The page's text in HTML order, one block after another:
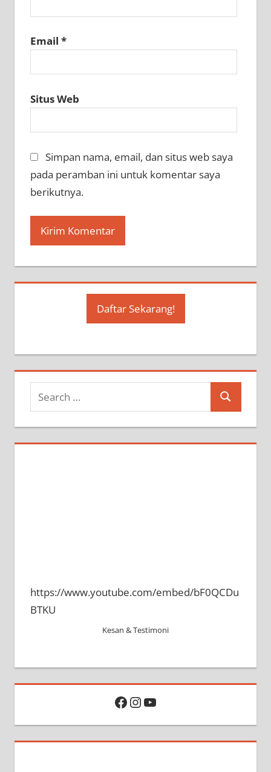
Email *
Situs Web
Simpan nama, email, dan situs web saya
pada peramban ini untuk komentar saya
berikutnya.
Daftar Sekarang!
Search
for:
Search
https://www.youtube.com/embed/bF0QCDu
BTKU
Kesan & Testimoni
Facebook
Instagram
YouTube